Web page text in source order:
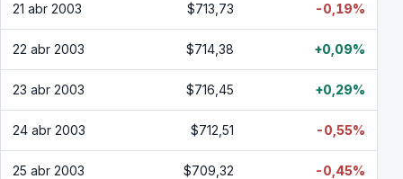
21 abr 2003 $713,73 -0,19%
22 abr 2003 $714,38 +0,09%
23 abr 2003 $716,45 +0,29%
24 abr 2003 $712,51 -0,55%
25 abr 2003 $709,32 -0,45%